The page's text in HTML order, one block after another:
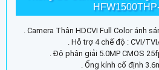
. Camera Thân HDCVI Full Color ánh
. Hỗ trợ 4 chế độ : CVI/
. Độ phân giải 5.0MP CMOS
. Ống kính cố định